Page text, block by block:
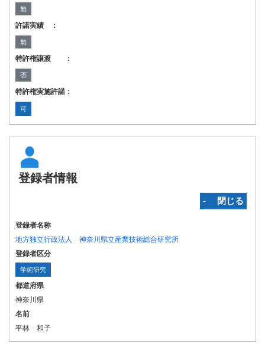
無
許諾実績 ：
無
特許権譲渡 ：
否
特許権実施許諾：
可
登録者情報
‐ 閉じる
登録者名称
地方独立行政法人 神奈川県立産業技術総合研究所
登録者区分
学術研究
都道府県
神奈川県
名前
平林 和子